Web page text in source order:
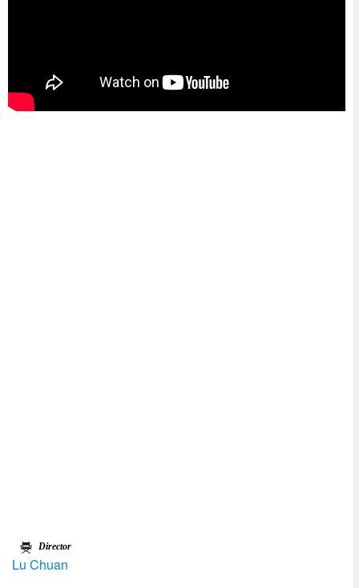
Director
Lu Chuan